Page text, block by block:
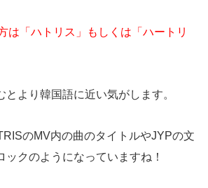
は「ハトリス」もしくは「ハートリ
とより韓国語に近い気がします。
のMV内の曲のタイトルやJYPの文
ックのようになっていますね！